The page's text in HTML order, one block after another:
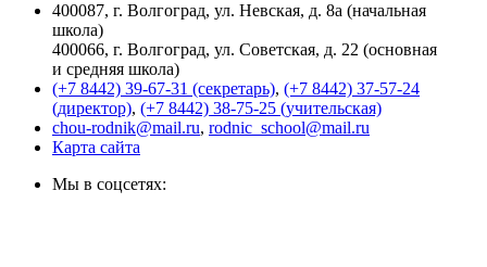
400087, г. Волгоград, ул. Невская, д. 8а (начальная
школа)
400066, г. Волгоград, ул. Советская, д. 22 (основная
и средняя школа)
(+7 8442) 39-67-31 (секретарь), (+7 8442) 37-57-24
(директор), (+7 8442) 38-75-25 (учительская)
chou-rodnik@mail.ru, rodnic_school@mail.ru
Карта сайта
Мы в соцсетях: